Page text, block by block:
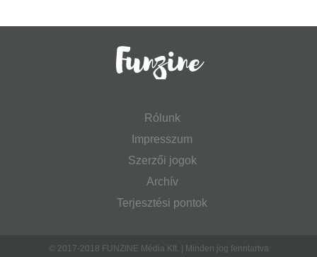
Rólunk
Impresszum
Szerzői jogok
Archív
Terjesztési pontok
© 2017-2018 FUNZINE Média Kft. | Minden jog fenntartva